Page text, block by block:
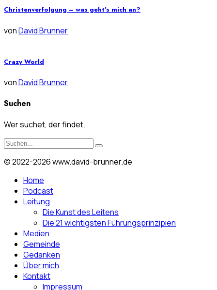
Christenverfolgung – was geht’s mich an?
vonDavid Brunner
Crazy World
vonDavid Brunner
Suchen
Wer suchet, der findet.
© 2022-2026 www.david-brunner.de
Home
Podcast
Leitung
Die Kunst des Leitens
Die 21 wichtigsten Führungsprinzipien
Medien
Gemeinde
Gedanken
Über mich
Kontakt
Impressum